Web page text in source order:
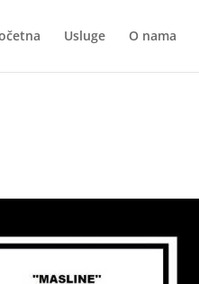
Usluge O nama